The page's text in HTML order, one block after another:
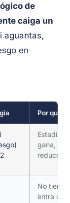
de
caiga un
aguantas,
en
Por qué
gana,
reduce el
No
entra